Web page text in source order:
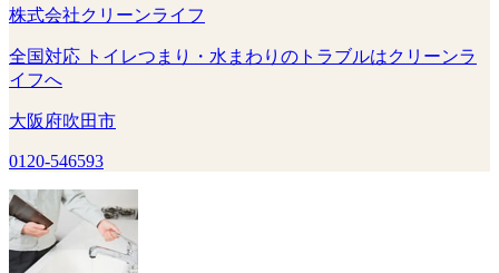
株式会社クリーンライフ
全国対応 トイレつまり・水まわりのトラブルはクリーンラ
イフへ
大阪府吹田市
0120-546593